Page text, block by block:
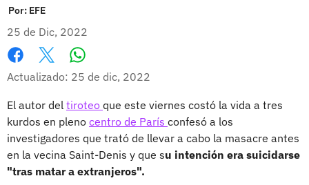
Por: EFE
25 de Dic, 2022
Facebook
X
Actualizado: 25 de dic, 2022
El autor del tiroteo que este viernes costó la vida a tres
kurdos en pleno centro de París confesó a los
investigadores que trató de llevar a cabo la masacre antes
en la vecina Saint-Denis y que su intención era suicidarse
"tras matar a extranjeros".